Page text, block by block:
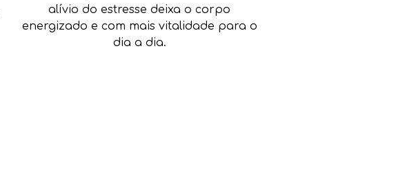
alívio do estresse deixa o corpo
energizado e com mais vitalidade para o
dia a dia.